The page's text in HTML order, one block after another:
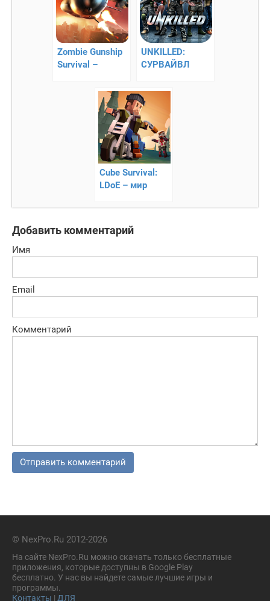
Zombie Gunship
Survival –
UNKILLED:
СУРВАЙВЛ
поборите
эпидемию
Cube Survival:
LDoE – мир
апокалипсиса
Добавить комментарий
Имя
Email
Комментарий
© NexPro.Ru 2012-2026
На сайте NexPro.Ru можно скачать только бесплатные
приложения, которые доступны в Google Play
бесплатно. У нас вы найдете самые лучшие игры и
программы.
Контакты | ДЛЯ